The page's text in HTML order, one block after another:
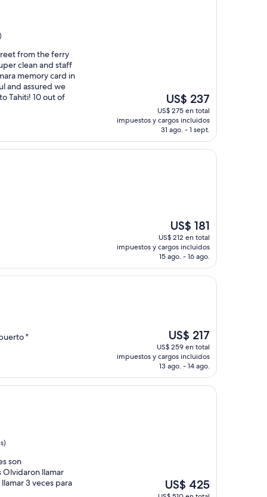
from the ferry
clean and staff
memory card in
and assured we
Tahiti! 10 out of
El
precio
actual
es
de
US$ 237
US$ 237
US$ 275 en total
impuestos y cargos incluidos
31 ago. - 1 sept.
El
precio
actual
es
de
US$ 181
US$ 181
US$ 212 en total
impuestos y cargos incluidos
15 ago. - 16 ago.
"
El
precio
actual
es
de
US$ 217
US$ 217
US$ 259 en total
impuestos y cargos incluidos
13 ago. - 14 ago.
son
llamar
3 veces para
El
precio
US$ 425